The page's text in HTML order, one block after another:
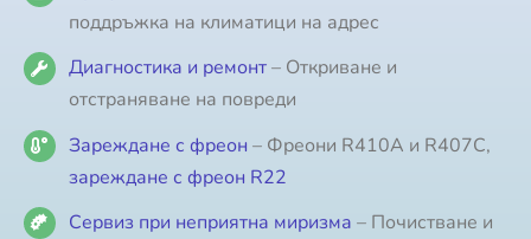
поддръжка на климатици на адрес
Диагностика и ремонт– Откриване и
отстраняване на повреди
Зареждане с фреон – Фреони R410A и R407C,
зареждане с фреон R22
Сервиз при неприятна миризма – Почистване и